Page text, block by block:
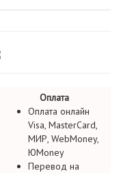
Оплата
Оплата онлайн
Visa, MasterCard,
МИР, WebMoney,
ЮMoney
Перевод на